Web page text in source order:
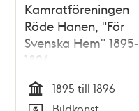
Kamratföreningen
Röde Hanen, "För
Svenska Hem" 1895-
1896
Tid
1895 till 1896